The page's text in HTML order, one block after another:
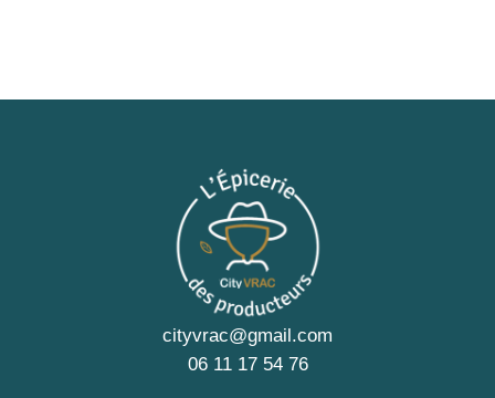
cityvrac@gmail.com
06 11 17 54 76